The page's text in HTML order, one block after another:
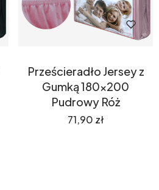
Prześcieradło Jersey z
Gumką 180x200
Pudrowy Róż
Cena
71,90 zł